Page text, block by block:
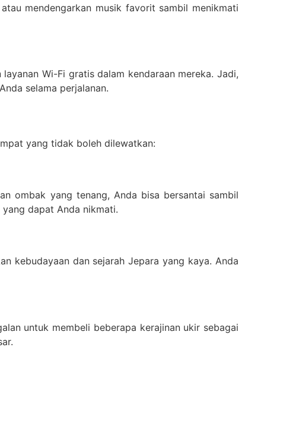
mendengarkan musik favorit sambil menikmati
Wi-Fi gratis dalam kendaraan mereka. Jadi,
selama perjalanan.
yang tidak boleh dilewatkan:
ombak yang tenang, Anda bisa bersantai sambil
dapat Anda nikmati.
kebudayaan dan sejarah Jepara yang kaya. Anda
untuk membeli beberapa kerajinan ukir sebagai